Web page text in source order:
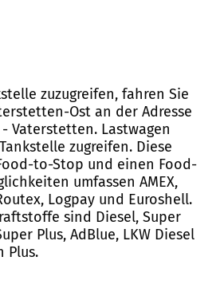
zuzugreifen, fahren Sie
Ost an der Adresse
Vaterstetten. Lastwagen
zugreifen. Diese
to-Stop und einen Food-
umfassen AMEX,
Logpay und Euroshell.
sind Diesel, Super
Plus, AdBlue, LKW Diesel
Plus.